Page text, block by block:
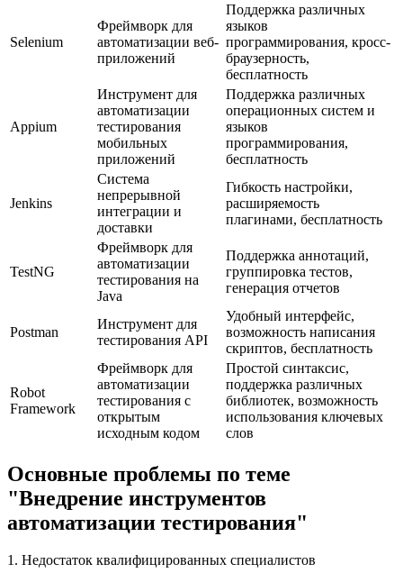
Selenium
Фреймворк для
автоматизации веб-
приложений
Поддержка различных
языков
программирования, кросс-
браузерность,
бесплатность
Appium
Инструмент для
автоматизации
тестирования
мобильных
приложений
Поддержка различных
операционных систем и
языков
программирования,
бесплатность
Jenkins
Система
непрерывной
интеграции и
доставки
Гибкость настройки,
расширяемость
плагинами, бесплатность
TestNG
Фреймворк для
автоматизации
тестирования на
Java
Поддержка аннотаций,
группировка тестов,
генерация отчетов
Postman
Инструмент для
тестирования API
Удобный интерфейс,
возможность написания
скриптов, бесплатность
Robot
Framework
Фреймворк для
автоматизации
тестирования с
открытым
исходным кодом
Простой синтаксис,
поддержка различных
библиотек, возможность
использования ключевых
слов
Основные проблемы по теме
"Внедрение инструментов
автоматизации тестирования"
1. Недостаток квалифицированных специалистов